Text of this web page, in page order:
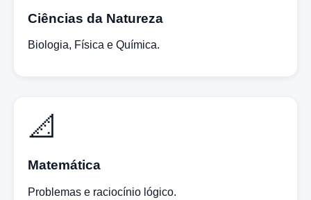
Ciências da Natureza
Biologia, Física e Química.
📐
Matemática
Problemas e raciocínio lógico.